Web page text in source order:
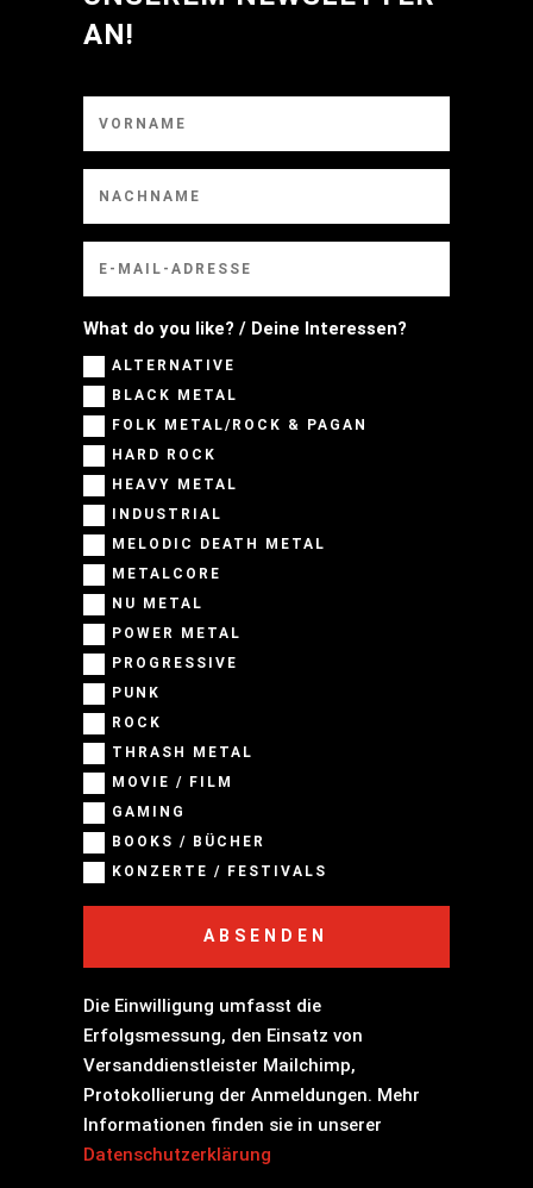
AN!
What do you like? / Deine Interessen?
ALTERNATIVE
BLACK METAL
FOLK METAL/ROCK & PAGAN
HARD ROCK
HEAVY METAL
INDUSTRIAL
MELODIC DEATH METAL
METALCORE
NU METAL
POWER METAL
PROGRESSIVE
PUNK
ROCK
THRASH METAL
MOVIE / FILM
GAMING
BOOKS / BÜCHER
KONZERTE / FESTIVALS
ABSENDEN
Die Einwilligung umfasst die
Erfolgsmessung, den Einsatz von
Versanddienstleister Mailchimp,
Protokollierung der Anmeldungen. Mehr
Informationen finden sie in unserer
Datenschutzerklärung